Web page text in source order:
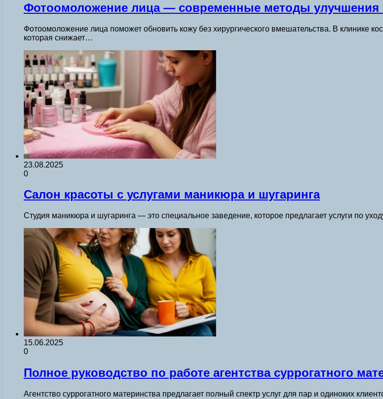
Фотоомоложение лица — современные методы улучшения
Фотоомоложение лица поможет обновить кожу без хирургического вмешательства. В клинике
которая снижает…
23.08.2025
0
Салон красоты с услугами маникюра и шугаринга
Студия маникюра и шугаринга — это специальное заведение, которое предлагает услуги по
15.06.2025
0
Полное руководство по работе агентства суррогатного
Агентство суррогатного материнства предлагает полный спектр услуг для пар и одиноких